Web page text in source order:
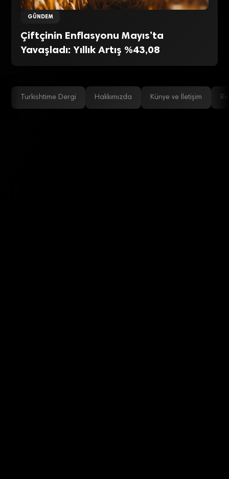
GÜNDEM
Çiftçinin Enflasyonu Mayıs’ta
Yavaşladı: Yıllık Artış %43,08
Turkishtime Dergi Hakkımızda Künye ve İletişim